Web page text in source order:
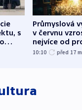
s
Průmyslová
v červnu
nejvíce od
10:10 před 17 m